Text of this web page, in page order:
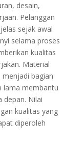
desain,
Pelanggan
sejak awal
selama proses
kualitas
Material
bagian
lama membantu
depan. Nilai
kualitas yang
diperoleh